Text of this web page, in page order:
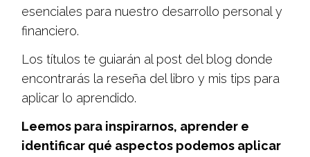
esenciales para nuestro desarrollo personal y
financiero.
Los títulos te guiarán al post del blog donde
encontrarás la reseña del libro y mis tips para
aplicar lo aprendido.
Leemos para inspirarnos, aprender e
identificar qué aspectos podemos aplicar